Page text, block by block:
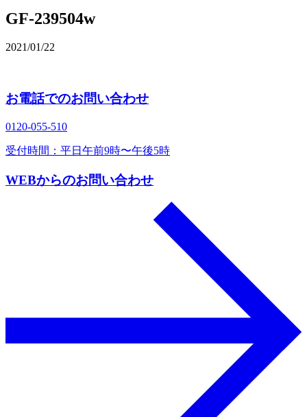
GF-239504w
2021/01/22
お電話でのお問い合わせ
0120‐055‐510
受付時間：平日午前9時〜午後5時
WEBからのお問い合わせ